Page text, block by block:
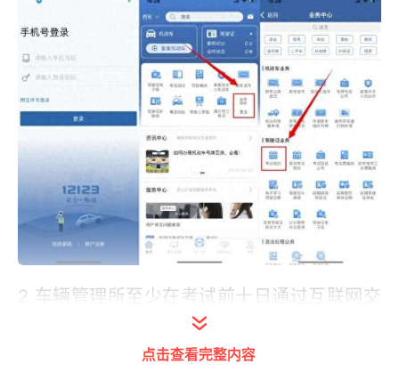
2.车辆管理所至少在考试前十日通过互联网交
通安全综合服务管理平台公布考试计划，并于
考试前第五日停止受理；对于考试计划未约满
点击查看完整内容